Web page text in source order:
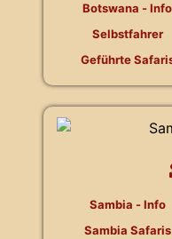
Botswana - Info
Selbstfahrer
Geführte
Sambia - Info
Sambia Safaris